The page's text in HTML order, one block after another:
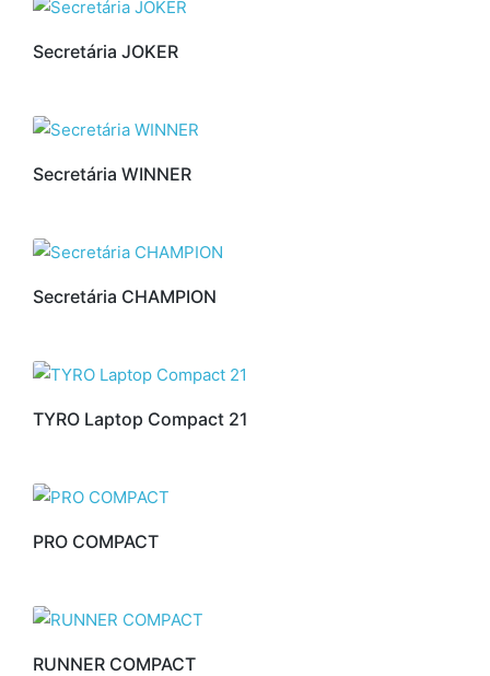
Secretária JOKER
Secretária WINNER
Secretária CHAMPION
TYRO Laptop Compact 21
PRO COMPACT
RUNNER COMPACT